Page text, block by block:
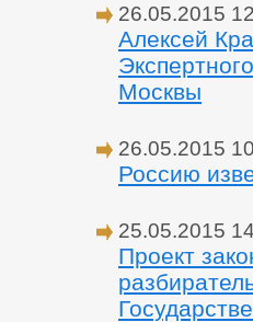
26.05.2015
Алексей
Москвы
26.05.2015
Россию
25.05.2015
Проект